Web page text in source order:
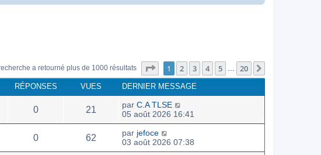
a retourné plus de 1000 résultats Page sur20
1 2 3 4 5 … 20
RÉPONSES VUES DERNIER MESSAGE
0 21 par C.A TLSE
05 août 2026 16:41
0 62 par jefoce
03 août 2026 07:38